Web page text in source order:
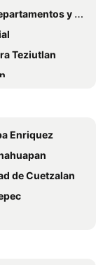
el centro de la ciudad de Teziutlán
Teziutlan
el Encuentro
Miguel
Enriquez
de Cuetzalan